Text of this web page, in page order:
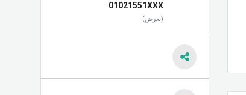
01021551XXX
(يعرض)